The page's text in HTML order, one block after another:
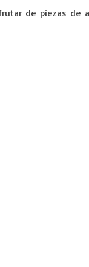
de piezas de